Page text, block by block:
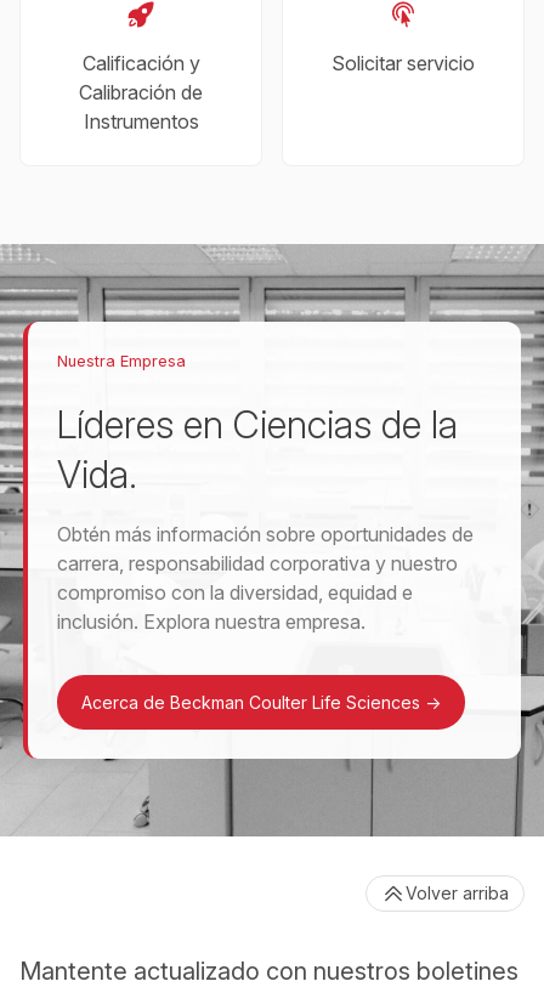
Calificación y
Calibración de
Instrumentos
Solicitar servicio
Nuestra Empresa
Líderes en Ciencias de la
Vida.
Obtén más información sobre oportunidades de
carrera, responsabilidad corporativa y nuestro
compromiso con la diversidad, equidad e
inclusión. Explora nuestra empresa.
Acerca de Beckman Coulter Life Sciences ->
Mantente actualizado con nuestros boletines
Volver arriba